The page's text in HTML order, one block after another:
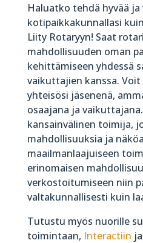
Haluatko tehdä hyvää
kotipaikkakunnallasi
Liity Rotaryyn! Saat
mahdollisuuden oman
kehittämiseen yhdessä
vaikuttajien kanssa.
yhteisösi jäsenenä,
osaajana ja
kansainvälinen toimija,
mahdollisuuksia ja
maailmanlaajuiseen
erinomaisen
verkostoitumiseen niin
valtakunnallisesti kuin
Tutustu myös nuorille
toimintaan, Interactiin ja